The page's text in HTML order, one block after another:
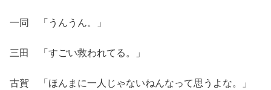
一同 「うんうん。」
三田 「すごい救われてる。」
古賀 「ほんまに一人じゃないねんなって思うよな。」